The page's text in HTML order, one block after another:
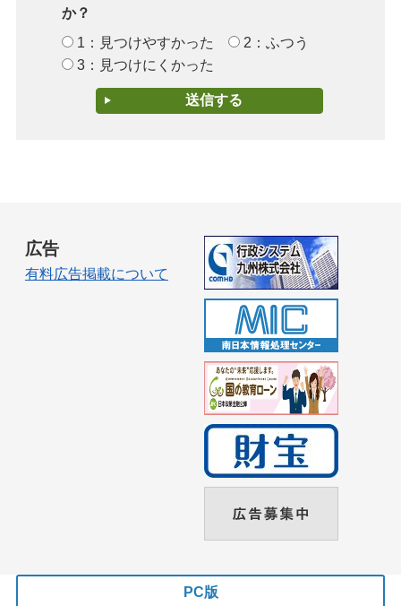
か？
1：見つけやすかった
2：ふつう
3：見つけにくかった
広告
有料広告掲載について
PC版